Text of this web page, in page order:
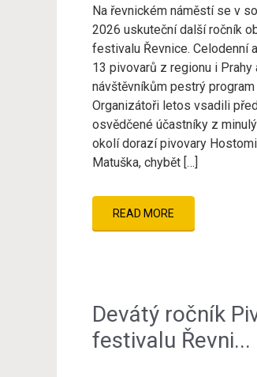
Na řevnickém náměstí se v
2026 uskuteční další ročník
festivalu Řevnice. Celodenní
13 pivovarů z regionu i Prahy
návštěvníkům pestrý program
Organizátoři letos vsadili
osvědčené účastníky z
okolí dorazí pivovary
Matuška, chybět […]
READ MORE
Devátý ročník
festivalu Řevni...